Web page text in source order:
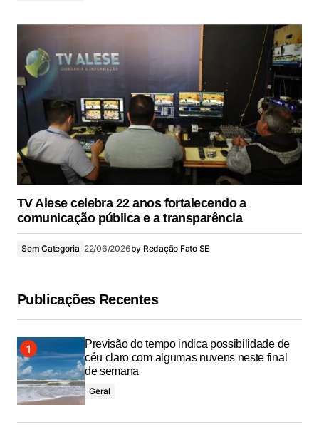
TV Alese celebra 22 anos fortalecendo a
comunicação pública e a transparência
Sem Categoria 22/06/2026by Redação Fato SE
Publicações Recentes
Previsão do tempo indica possibilidade de
céu claro com algumas nuvens neste final
de semana
Geral